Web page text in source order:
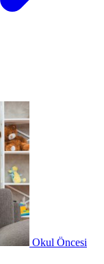
Okul Öncesi